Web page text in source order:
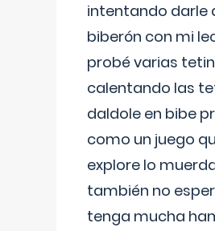
intentando darle
biberón con mi
probé varias
calentando las
daldole en bibe
como un juego
explore lo
también no
tenga mucha